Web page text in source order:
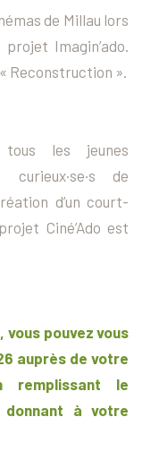
de Millau lors
Imagin’ado.
Reconstruction ».
tous les jeunes
curieux·se·s de
d’un court-
Ciné’Ado est
pouvez vous
auprès de votre
remplissant le
à votre